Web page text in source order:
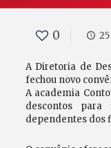
0
A Diretoria de
fechou novo
A academia
descontos
dependentes dos